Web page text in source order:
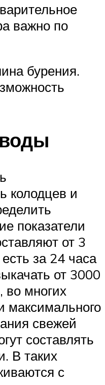
важно по
бурения.
колодцев и
показатели
от 3
за 24 часа
от 3000
во многих
максимального
свежей
составлять
В таких
с